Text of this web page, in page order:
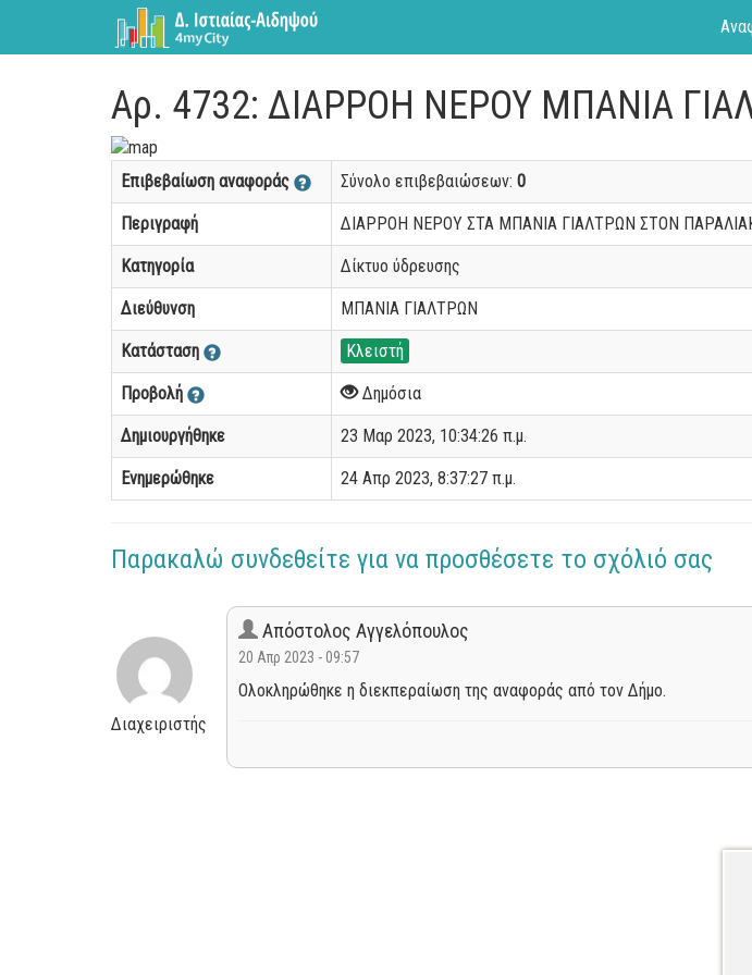
Αρ. 4732: ΔΙΑΡΡΟΗ ΝΕΡΟΥ ΜΠΑΝΙΑ
Επιβεβαίωση αναφοράς Σύνολο επιβεβαιώσεων: 0
Περιγραφή ΔΙΑΡΡΟΗ ΝΕΡΟΥ ΣΤΑ ΜΠΑΝΙΑ ΓΙΑΛΤΡΩΝ ΣΤΟΝ
Κατηγορία Δίκτυο ύδρευσης
Διεύθυνση ΜΠΑΝΙΑ ΓΙΑΛΤΡΩΝ
Κατάσταση Κλειστή
Προβολή Δημόσια
Δημιουργήθηκε 23 Μαρ 2023, 10:34:26 π.μ.
Ενημερώθηκε 24 Απρ 2023, 8:37:27 π.μ.
Παρακαλώ συνδεθείτε για να προσθέσετε το σχόλιό σας
Διαχειριστής
Απόστολος Αγγελόπουλος
20 Απρ 2023 - 09:57
Ολοκληρώθηκε η διεκπεραίωση της αναφοράς από τον Δήμο.